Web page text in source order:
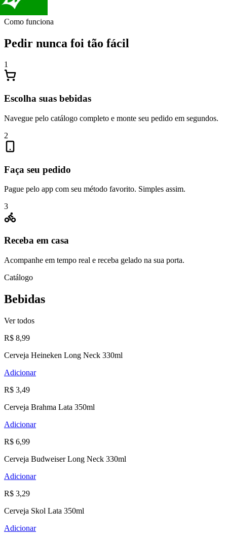
Como funciona
Pedir nunca foi tão fácil
1
Escolha suas bebidas
Navegue pelo catálogo completo e monte seu pedido em segundos.
2
Faça seu pedido
Pague pelo app com seu método favorito. Simples assim.
3
Receba em casa
Acompanhe em tempo real e receba gelado na sua porta.
Catálogo
Bebidas
Ver todos
R$ 8,99
Cerveja Heineken Long Neck 330ml
Adicionar
R$ 3,49
Cerveja Brahma Lata 350ml
Adicionar
R$ 6,99
Cerveja Budweiser Long Neck 330ml
Adicionar
R$ 3,29
Cerveja Skol Lata 350ml
Adicionar